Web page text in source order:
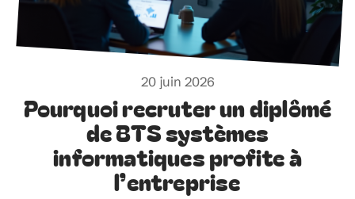
20 juin 2026
Pourquoi recruter un diplômé
de BTS systèmes
informatiques profite à
l’entreprise